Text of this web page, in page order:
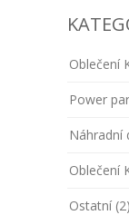
Oblečení
Power
Náhradní
Oblečení
Ostatní (2)